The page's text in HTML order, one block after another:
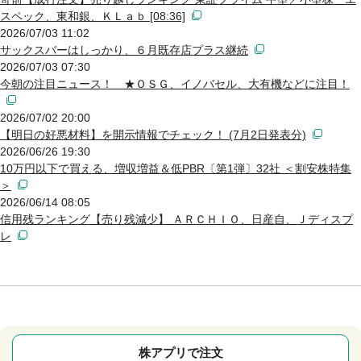
スペック、東和銀、ＫＬａｂ [08:36]
2026/07/03 11:02
サックスバーはしっかり、６月既存店プラス継続
2026/07/03 07:30
今朝の注目ニュース！ ★ＯＳＧ、イノバセル、大有機などに注目！
2026/07/02 20:00
【明日の好悪材料】を開示情報でチェック！ (7月2日発表分)
2026/06/26 19:30
10万円以下で買える、増収増益＆低PBR〔第1弾〕32社 ＜割安株特集
＞
2026/06/14 08:05
信用残ランキング【売り残減少】 ＡＲＣＨＩＯ、日産自、Ｊディスプ
レ
株アプリで注文